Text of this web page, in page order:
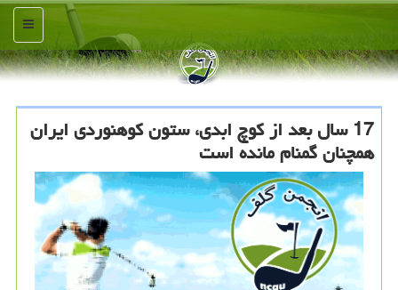
منو
17 سال بعد از كوچ ابدی، ستون كوهنوردی ایران
همچنان گمنام مانده است